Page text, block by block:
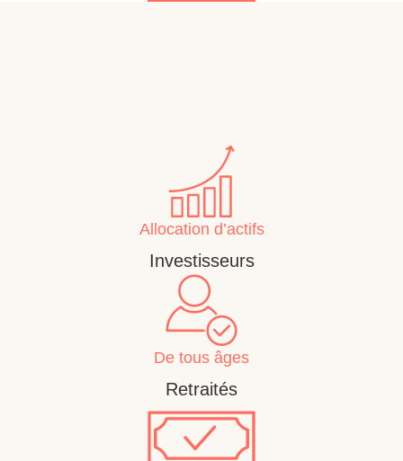
Allocation d’actifs
Investisseurs
De tous âges
Retraités